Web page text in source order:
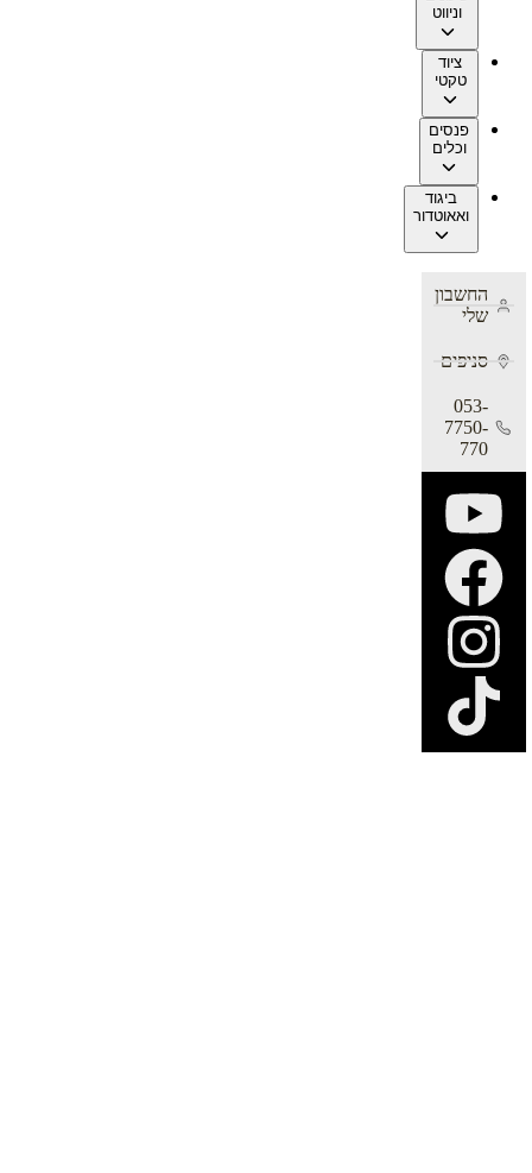
וניווט
ציוד
טקטי
פנסים
וכלים
ביגוד
ואאוטדור
החשבון
שלי
סניפים
053-
7750-
770